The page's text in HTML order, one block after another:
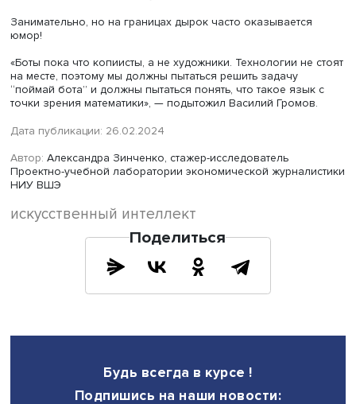
последовательность в качестве некой поверхности,
сравнить ее с другими поверхностями (например, с
в пространстве есть размерность, т.е. количество
параметров, необходимых для описания этого объекта
точек на сфере, к примеру, это два значения — долгота
Громов ожидал получить значение бесконечности, но в
размерностью, причем эта цифра немного различается
языка к языку, но что однозначно: язык человека
пространстве большей размерности, чем язык бота.
5. Наконец, только недавно, по результатам 2023 года,
выяснили, что данная поверхность имеет в себе дырки,
напоминая швейцарский сыр. Дырки — это те области
семантического пространства, к которым наш язык
как их еще называют, слепые пятна. Но что важно для
используют язык для создания новых смыслов и идей;
же, как выученные программы, уходят подальше от
что пока облегчает задачу их поимки.